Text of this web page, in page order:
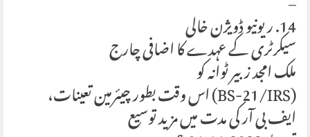
14. ریونیو ڈویژن خالی
سیکرٹری کے عہدے کا اضافی چارج
ملک امجد زبیر ٹوانہ کو
(BS-21/IRS) اس وقت بطور چیئرمین تعینات،
ایف بی آر کی مدت میں مزید توسیع